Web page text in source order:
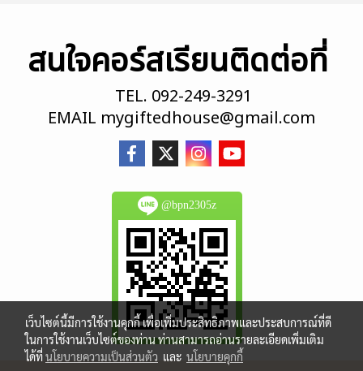
สนใจคอร์สเรียนติดต่อที่
TEL. 092-249-3291
EMAIL mygiftedhouse@gmail.com
@bpn2305z
เว็บไซต์นี้มีการใช้งานคุกกี้ เพื่อเพิ่มประสิทธิภาพและประสบการณ์ที่ดี
ในการใช้งานเว็บไซต์ของท่าน ท่านสามารถอ่านรายละเอียดเพิ่มเติม
ได้ที่นโยบายความเป็นส่วนตัว และ นโยบายคุกกี้